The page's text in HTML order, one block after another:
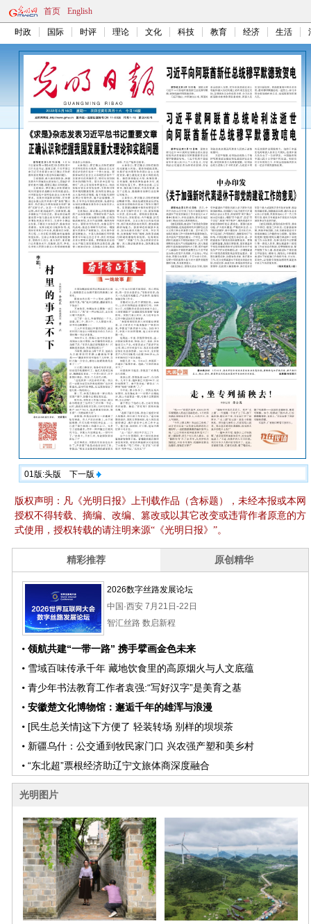
首页 English
时政 国际 时评 理论 文化 科技 教育 经济 生活
01版:头版 下一版
版权声明：凡《光明日报》上刊载作品（含标题），未经本报或本网
授权不得转载、摘编、改编、篡改或以其它改变或违背作者原意的方
式使用，授权转载的请注明来源“《光明日报》”。